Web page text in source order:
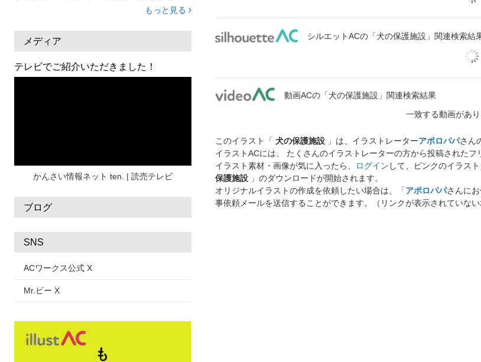
熱中症
人物 暑中見舞い
日本地図 海
もっと見る
メディア
テレビでご紹介いただきました！
かんさい情報ネット ten. | 読売テレビ
ブログ
SNS
ACワークス公式 X
Mr.ビー X
シルエットACの「犬の保護施設」関連検索結
動画ACの「犬の保護施設」関連検索結果
一致する動画があり
このイラスト「 犬の保護施設 」は、イラストレーターアポロパパさん
イラストACには、 たくさんのイラストレーターの方から投稿された
イラスト素材・画像が気に入ったら、
ログイン して、ピンクのイラス
保護施設 」のダウンロードが開始されます。
オリジナルイラストの作成を依頼したい場合は、「アポロパパさんに
事依頼メールを送信することができます。（リンクが表示されていな